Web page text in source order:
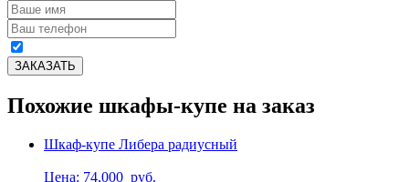
Похожие шкафы-купе на заказ
Шкаф-купе Либера радиусный
Цена: 74,000 руб.